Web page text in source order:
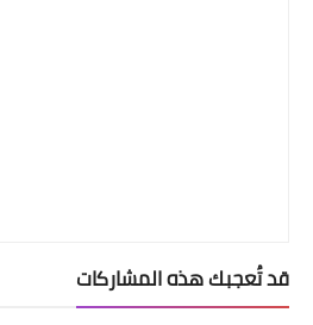
قد تُعجبك هذه المشاركات